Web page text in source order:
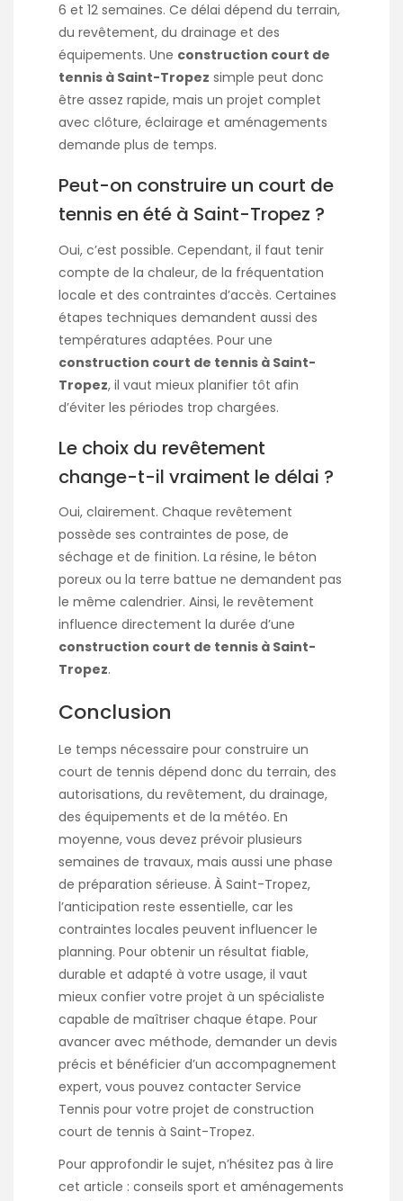
6 et 12 semaines. Ce délai dépend du terrain,
du revêtement, du drainage et des
équipements. Une construction court de
tennis à Saint-Tropez simple peut donc
être assez rapide, mais un projet complet
avec clôture, éclairage et aménagements
demande plus de temps.
Peut-on construire un court de
tennis en été à Saint-Tropez ?
Oui, c’est possible. Cependant, il faut tenir
compte de la chaleur, de la fréquentation
locale et des contraintes d’accès. Certaines
étapes techniques demandent aussi des
températures adaptées. Pour une
construction court de tennis à Saint-
Tropez, il vaut mieux planifier tôt afin
d’éviter les périodes trop chargées.
Le choix du revêtement
change-t-il vraiment le délai ?
Oui, clairement. Chaque revêtement
possède ses contraintes de pose, de
séchage et de finition. La résine, le béton
poreux ou la terre battue ne demandent pas
le même calendrier. Ainsi, le revêtement
influence directement la durée d’une
construction court de tennis à Saint-
Tropez.
Conclusion
Le temps nécessaire pour construire un
court de tennis dépend donc du terrain, des
autorisations, du revêtement, du drainage,
des équipements et de la météo. En
moyenne, vous devez prévoir plusieurs
semaines de travaux, mais aussi une phase
de préparation sérieuse. À Saint-Tropez,
l’anticipation reste essentielle, car les
contraintes locales peuvent influencer le
planning. Pour obtenir un résultat fiable,
durable et adapté à votre usage, il vaut
mieux confier votre projet à un spécialiste
capable de maîtriser chaque étape. Pour
avancer avec méthode, demander un devis
précis et bénéficier d’un accompagnement
expert, vous pouvez contacter Service
Tennis pour votre projet de construction
court de tennis à Saint-Tropez.
Pour approfondir le sujet, n’hésitez pas à lire
cet article : conseils sport et aménagements